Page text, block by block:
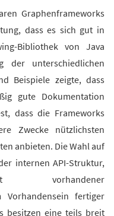
Graphenframeworks
dass es sich gut in
Bibliothek von Java
der unterschiedlichen
Beispiele zeigte, dass
gute Dokumentation
dass die Frameworks
Zwecke nützlichsten
anbieten. Die Wahl auf
internen API-Struktur,
vorhandener
Vorhandensein fertiger
besitzen eine teils breit